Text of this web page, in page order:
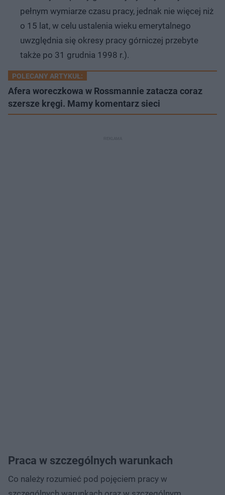
pełnym wymiarze czasu pracy, jednak nie więcej niż
o 15 lat, w celu ustalenia wieku emerytalnego
uwzględnia się okresy pracy górniczej przebyte
także po 31 grudnia 1998 r.).
POLECANY ARTYKUŁ:
Afera woreczkowa w Rossmannie zatacza coraz
szersze kręgi. Mamy komentarz sieci
Praca w szczególnych warunkach
Co należy rozumieć pod pojęciem pracy w